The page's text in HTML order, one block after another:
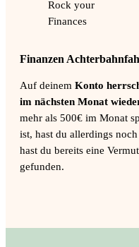
Finanzen
Auf deinem Konto
im nächsten Monat
mehr als 500€ im Monat
ist, hast du allerdings
hast du bereits eine
gefunden.